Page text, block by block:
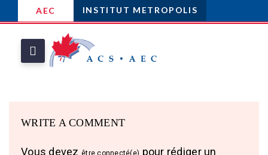
AEC INSTITUT METROPOLIS
WRITE A COMMENT
Vous devez être connecté(e) pour rédiger un